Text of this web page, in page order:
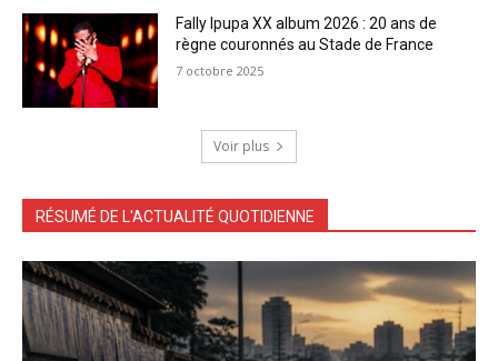
Fally Ipupa XX album 2026 : 20 ans de
règne couronnés au Stade de France
7 octobre 2025
Voir plus
RÉSUMÉ DE L'ACTUALITÉ QUOTIDIENNE